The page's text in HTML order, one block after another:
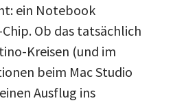
ein Notebook
Ob das tatsächlich
Kreisen (und im
beim Mac Studio
Ausflug ins